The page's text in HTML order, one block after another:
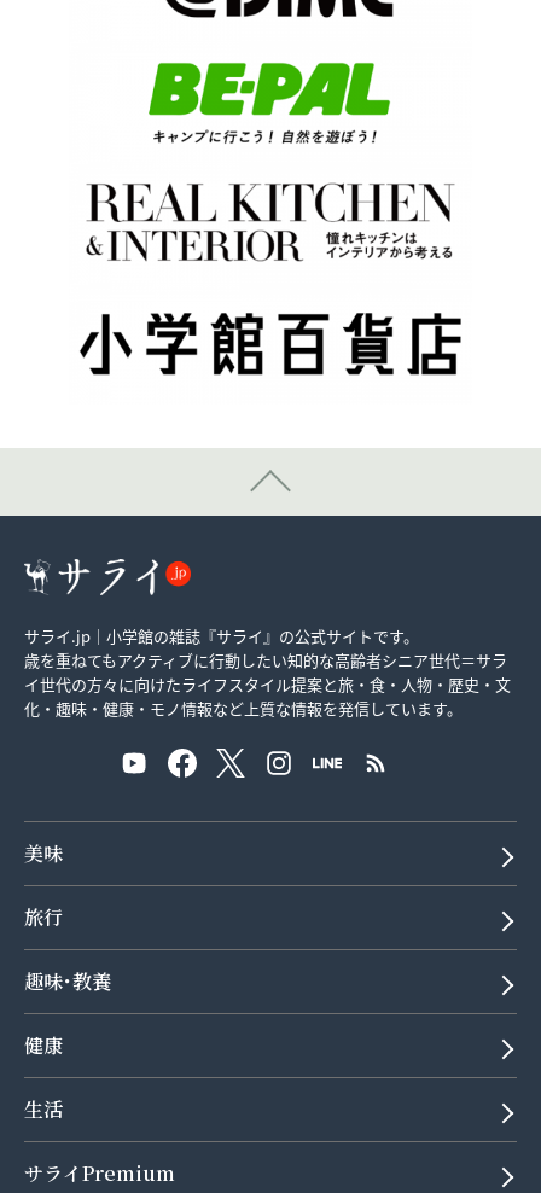
サライ.jp｜小学館の雑誌『サライ』の公式サイトです。
歳を重ねてもアクティブに行動したい知的な高齢者シニア世代＝サラ
イ世代の方々に向けたライフスタイル提案と旅・食・人物・歴史・文
化・趣味・健康・モノ情報など上質な情報を発信しています。
美味
旅行
趣味･教養
健康
生活
サライPremium